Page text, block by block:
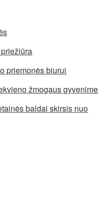
priemonės biurui
žmogaus gyvenime
baldai skirsis nuo